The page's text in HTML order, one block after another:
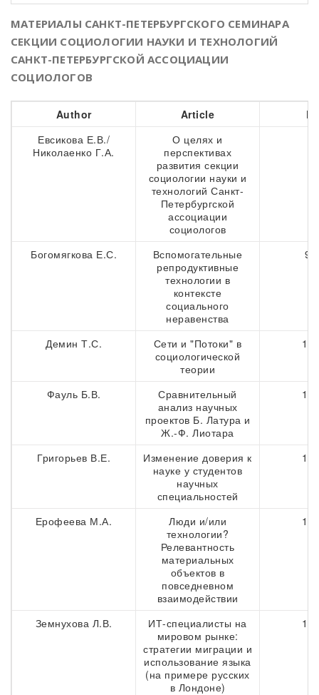
МАТЕРИАЛЫ САНКТ-ПЕТЕРБУРГСКОГО СЕМИНАРА
СЕКЦИИ СОЦИОЛОГИИ НАУКИ И ТЕХНОЛОГИЙ
САНКТ-ПЕТЕРБУРГСКОЙ АССОЦИАЦИИ
СОЦИОЛОГОВ
Author Article
Евсикова Е.В./
Николаенко Г.А.
О целях и
перспективах
развития секции
социологии науки и
технологий Санкт-
Петербургской
ассоциации
социологов
Богомягкова Е.С.
Вспомогательные
репродуктивные
технологии в
контексте
социального
неравенства
Демин Т.С.
Сети и "Потоки" в
социологической
теории
Фауль Б.В.
Сравнительный
анализ научных
проектов Б. Латура и
Ж.-Ф. Лиотара
Григорьев В.Е.
Изменение доверия к
науке у студентов
научных
специальностей
Ерофеева М.А.
Люди и/или
технологии?
Релевантность
материальных
объектов в
повседневном
взаимодействии
Земнухова Л.В.
ИТ-специалисты на
мировом рынке:
стратегии миграции и
использование языка
(на примере русских
в Лондоне)